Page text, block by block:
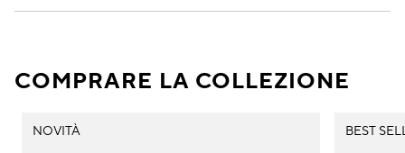
COMPRARE LA COLLEZIONE
NOVITÀ BEST